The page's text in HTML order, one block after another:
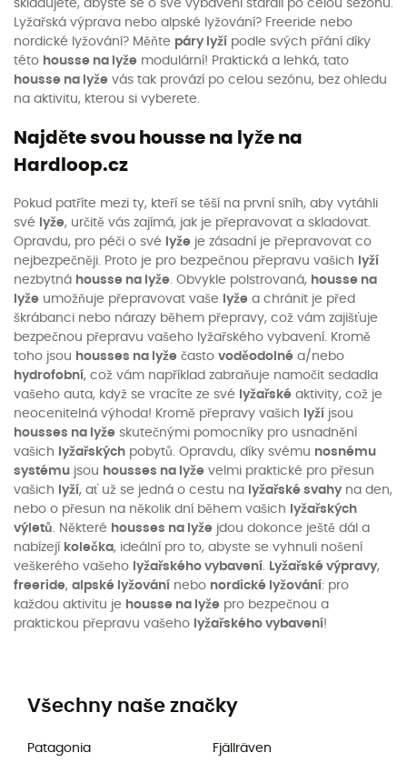
skladujete, abyste se o své vybavení starali po celou sezónu.
Lyžařská výprava nebo alpské lyžování? Freeride nebo
nordické lyžování? Měňte páry lyží podle svých přání díky
této housse na lyže modulární! Praktická a lehká, tato
housse na lyže vás tak provází po celou sezónu, bez ohledu
na aktivitu, kterou si vyberete.
Najděte svou housse na lyže na
Hardloop.cz
Pokud patříte mezi ty, kteří se těší na první sníh, aby vytáhli
své
lyže, určitě vás zajímá, jak je přepravovat a skladovat.
Opravdu, pro péči o své
lyže je zásadní je přepravovat co
nejbezpečněji. Proto je pro bezpečnou přepravu vašich
lyží
nezbytná housse na lyže . Obvykle polstrovaná, housse na
lyže umožňuje přepravovat vaše lyže a chránit je před
škrábanci nebo nárazy během přepravy, což vám zajišťuje
bezpečnou přepravu vašeho lyžařského vybavení. Kromě
toho jsou housses na lyže často voděodolné a/nebo
hydrofobní, což vám například zabraňuje namočit sedadla
vašeho auta, když se vracíte ze své
lyžařské aktivity, což je
neocenitelná výhoda! Kromě přepravy vašich
lyží jsou
housses na lyže skutečnými pomocníky pro usnadnění
vašich
lyžařských pobytů. Opravdu, díky svému nosnému
systému jsou housses na lyže velmi praktické pro přesun
vašich
lyží, ať už se jedná o cestu na lyžařské svahyna den,
nebo o přesun na několik dní během vašich
lyžařských
výletů . Některé housses na lyže jdou dokonce ještě dál a
nabízejí kolečka, ideální pro to, abyste se vyhnuli nošení
veškerého vašeho lyžařského vybavení Lyžařské výpravy,
freeride, alpské lyžování nebo nordické lyžování: pro
každou aktivitu je housse na lyže pro bezpečnou a
praktickou přepravu vašeho lyžařského vybavení!
Všechny naše značky
Patagonia
Fjällräven